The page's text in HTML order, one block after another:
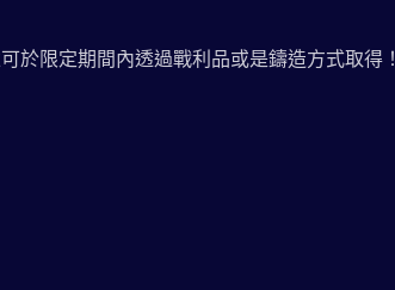
於限定期間內透過戰利品或是鑄造方式取得！